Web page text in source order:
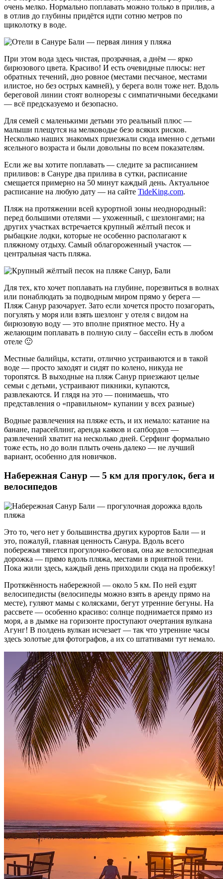
очень мелко. Нормально поплавать можно только в прилив, а
в отлив до глубины придётся идти сотню метров по
щиколотку в воде.
При этом вода здесь чистая, прозрачная, а днём — ярко
бирюзового цвета. Красиво! И есть очевидные плюсы: нет
обратных течений, дно ровное (местами песчаное, местами
илистое, но без острых камней), у берега волн тоже нет. Вдоль
береговой линии стоят волнорезы с симпатичными беседками
— всё предсказуемо и безопасно.
Для семей с маленькими детьми это реальный плюс —
малыши плещутся на мелководье безо всяких рисков.
Несколько наших знакомых приезжали сюда именно с детьми
ясельного возраста и были довольны по всем показателям.
Если же вы хотите поплавать — следите за расписанием
приливов: в Сануре два прилива в сутки, расписание
смещается примерно на 50 минут каждый день. Актуальное
расписание на любую дату — на сайте TideKing.com.
Пляж на протяжении всей курортной зоны неоднородный:
перед большими отелями — ухоженный, с шезлонгами; на
других участках встречается крупный жёлтый песок и
рыбацкие лодки, которые не особенно располагают к
пляжному отдыху. Самый облагороженный участок —
центральная часть пляжа.
Для тех, кто хочет поплавать на глубине, порезвиться в волнах
или понаблюдать за подводным миром прямо у берега —
Пляж Санур разочарует. Зато если хочется просто позагорать,
погулять у моря или взять шезлонг у отеля с видом на
бирюзовую воду — это вполне приятное место. Ну а
желающим поплавать в полную силу – бассейн есть в любом
отеле 🙂
Местные балийцы, кстати, отлично устраиваются и в такой
воде — просто заходят и сидят по колено, никуда не
торопятся. В выходные на пляж Санур приезжают целые
семьи с детьми, устраивают пикники, купаются,
развлекаются. И глядя на это — понимаешь, что
представления о «правильном» купании у всех разные)
Водные развлечения на пляже есть, и их немало: катание на
банане, парасейлинг, аренда каяков и сапбордов —
развлечений хватит на несколько дней. Серфинг формально
тоже есть, но до волн плыть очень далеко — не лучший
вариант, особенно для новичков.
Набережная Санур — 5 км для прогулок, бега и
велосипедов
Это то, чего нет у большинства других курортов Бали — и
это, пожалуй, главная ценность Санура. Вдоль всего
побережья тянется прогулочно-беговая, она же велосипедная
дорожка — прямо вдоль пляжа, местами в приятной тени.
Пока жили здесь, каждый день приходили сюда на пробежку!
Протяжённость набережной — около 5 км. По ней ездят
велосипедисты (велосипеды можно взять в аренду прямо на
месте), гуляют мамы с колясками, бегут утренние бегуны. На
рассвете — особенно красиво: солнце поднимается прямо из
моря, а в дымке на горизонте проступают очертания вулкана
Агунг! В полдень вулкан исчезает — так что утренние часы
здесь золотые для фотографов, а их со штативами тут немало.